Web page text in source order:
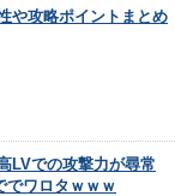
や攻略ポイントまとめ
LVでの攻撃力が尋常
でワロタｗｗｗ